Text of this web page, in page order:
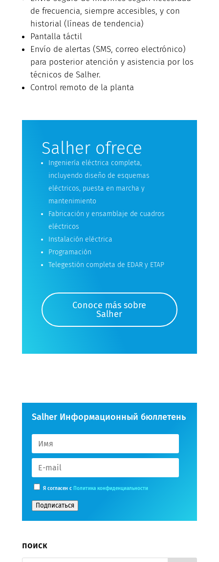
de frecuencia, siempre accesibles, y con
historial (líneas de tendencia)
Pantalla táctil
Envío de alertas (SMS, correo electrónico)
para posterior atención y asistencia por los
técnicos de Salher.
Control remoto de la planta
Salher ofrece
Ingeniería eléctrica completa,
incluyendo diseño de esquemas
eléctricos, puesta en marcha y
mantenimiento
Fabricación y ensamblaje de cuadros
eléctricos
Instalación eléctrica
Programación
Telegestión completa de EDAR y ETAP
Conoce más sobre
Salher
Salher Информационный бюллетень
Я согласен с Политика конфиденциальности
Подписаться
поиск